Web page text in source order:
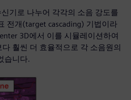
기로 나누어 각각의 소음 강도를
전개(target cascading) 기법이라
3D에서 이를 시뮬레이션하여
훨씬 더 효율적으로 각 소음원의
습니다.